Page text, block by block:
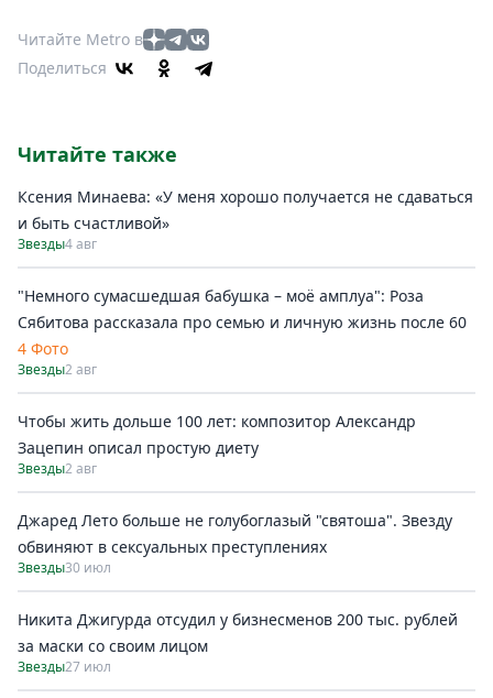
Читайте Metro в
Поделиться
Читайте также
Ксения Минаева: «У меня хорошо получается не сдаваться
и быть счастливой»
Звезды4 авг
"Немного сумасшедшая бабушка – моё амплуа": Роза
Сябитова рассказала про семью и личную жизнь после 60
4 Фото
Звезды2 авг
Чтобы жить дольше 100 лет: композитор Александр
Зацепин описал простую диету
Звезды2 авг
Джаред Лето больше не голубоглазый "святоша". Звезду
обвиняют в сексуальных преступлениях
Звезды30 июл
Никита Джигурда отсудил у бизнесменов 200 тыс. рублей
за маски со своим лицом
Звезды27 июл